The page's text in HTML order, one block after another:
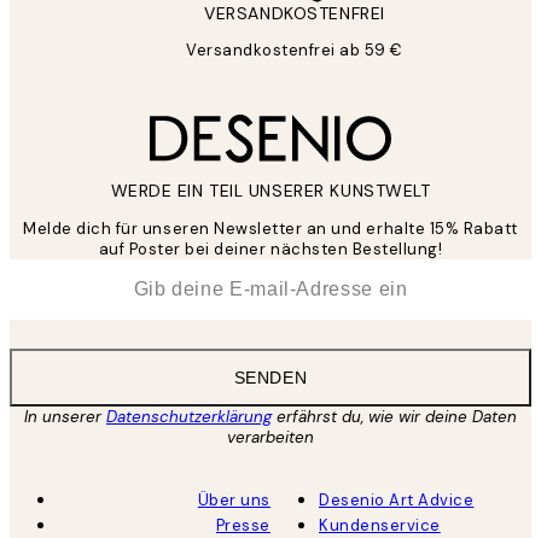
VERSANDKOSTENFREI
Versandkostenfrei ab 59 €
WERDE EIN TEIL UNSERER KUNSTWELT
Melde dich für unseren Newsletter an und erhalte 15% Rabatt
auf Poster bei deiner nächsten Bestellung!
SENDEN
In unsererDatenschutzerklärungerfährst du, wie wir deine Daten
verarbeiten
Über uns
Presse
Desenio Art Advice
Kundenservice